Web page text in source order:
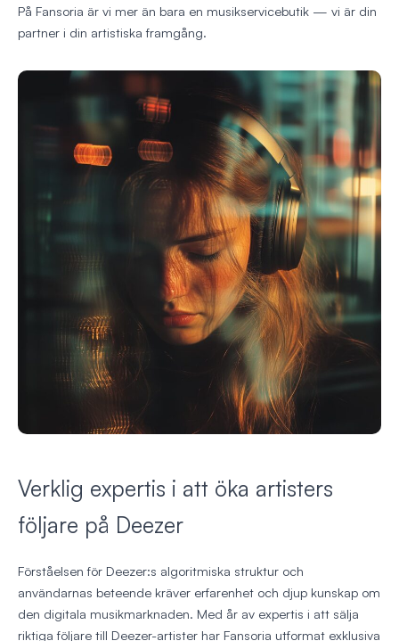
På Fansoria är vi mer än bara en musikservicebutik — vi är din
partner i din artistiska framgång.
Verklig expertis i att öka artisters
följare på Deezer
Förståelsen för Deezer:s algoritmiska struktur och
användarnas beteende kräver erfarenhet och djup kunskap om
den digitala musikmarknaden. Med år av expertis i att sälja
riktiga följare till Deezer-artister har Fansoria utformat exklusiva